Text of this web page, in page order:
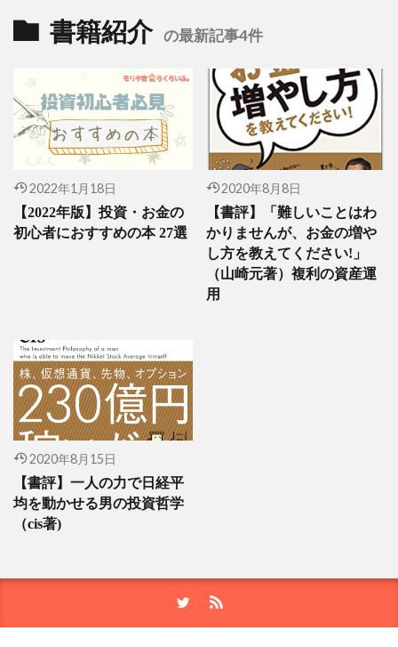
書籍紹介 の最新記事4件
2022年1月18日
【2022年版】投資・お金の
初心者におすすめの本 27選
2020年8月8日
【書評】「難しいことはわ
かりませんが、お金の増や
し方を教えてください!」
（山崎元著）複利の資産運
用
2020年8月15日
【書評】一人の力で日経平
均を動かせる男の投資哲学
（cis著)